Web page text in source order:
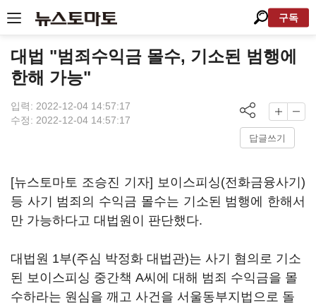
구독
대법 "범죄수익금 몰수, 기소된 범행에
한해 가능"
입력: 2022-12-04 14:57:17
수정: 2022-12-04 14:57:17
답글쓰기
[뉴스토마토 조승진 기자] 보이스피싱(전화금융사기)
등 사기 범죄의 수익금 몰수는 기소된 범행에 한해서
만 가능하다고 대법원이 판단했다.
대법원 1부(주심 박정화 대법관)는 사기 혐의로 기소
된 보이스피싱 중간책 A씨에 대해 범죄 수익금을 몰
수하라는 원심을 깨고 사건을 서울동부지법으로 돌